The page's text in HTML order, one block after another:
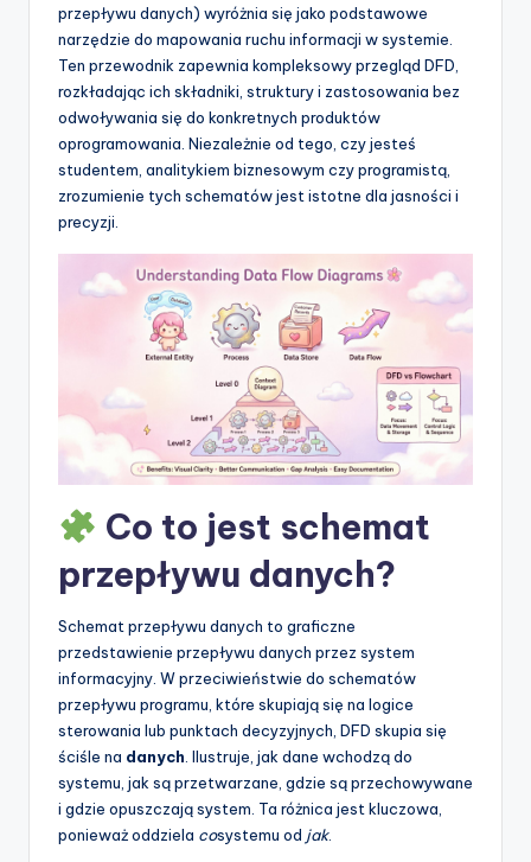
&
S
o
U
przepływu danych) wyróżnia się jako podstawowe
narzędzie do mapowania ruchu informacji w systemie.
Ten przewodnik zapewnia kompleksowy przegląd DFD,
rozkładając ich składniki, struktury i zastosowania bez
odwoływania się do konkretnych produktów
oprogramowania. Niezależnie od tego, czy jesteś
studentem, analitykiem biznesowym czy programistą,
zrozumienie tych schematów jest istotne dla jasności i
precyzji.
Co to jest schemat
przepływu danych?
Schemat przepływu danych to graficzne
przedstawienie przepływu danych przez system
informacyjny. W przeciwieństwie do schematów
przepływu programu, które skupiają się na logice
sterowania lub punktach decyzyjnych, DFD skupia się
ściśle na danych . Ilustruje, jak dane wchodzą do
systemu, jak są przetwarzane, gdzie są przechowywane
i gdzie opuszczają system. Ta różnica jest kluczowa,
ponieważ oddziela cosystemu od jak.